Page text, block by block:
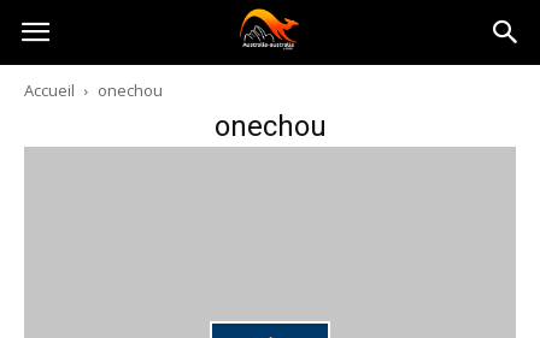
Australia-
australie.com
Accueil onechou
onechou